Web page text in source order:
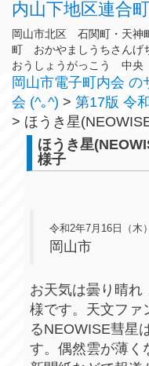
内山下地区連合
岡山市北区 石関町・天神
町 おかやましうちさんげ
おうしょうがっこう 中央
岡山市電子町内会 の
会 (^｡^) > 第17版 令
> ほうき星
ほうき星
様子
令和2年7月16日（木）
岡山市
お天気は曇り晴れ
様です。天文ファ
るNEOWISE彗星
す。偶然雲が薄く